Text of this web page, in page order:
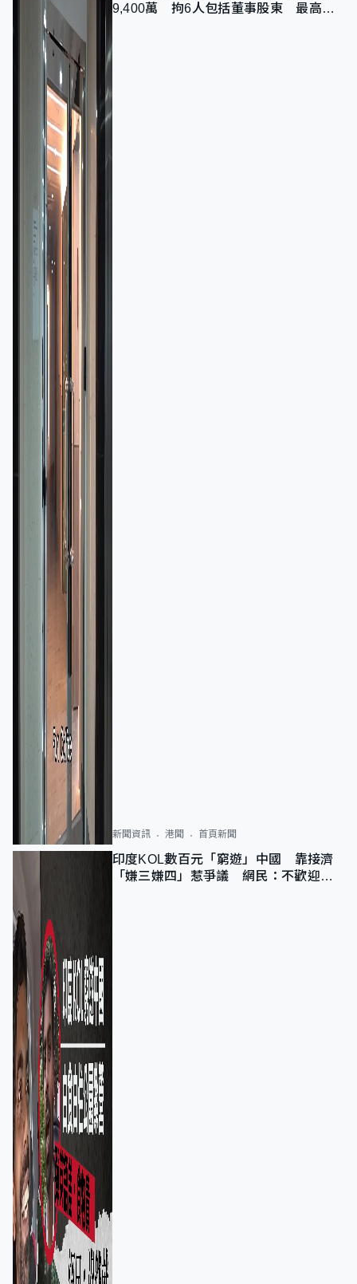
9,400萬 拘6人包括董事股東 最高金
新聞資訊 港聞 首頁新聞
印度KOL數百元「窮遊」中國 靠接濟
「嫌三嫌四」惹爭議 網民：不歡迎劣